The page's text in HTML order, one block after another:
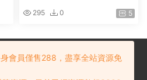
分享，帶分享與會員功能
295 0 5
會員僅售288，盡享全站資源免